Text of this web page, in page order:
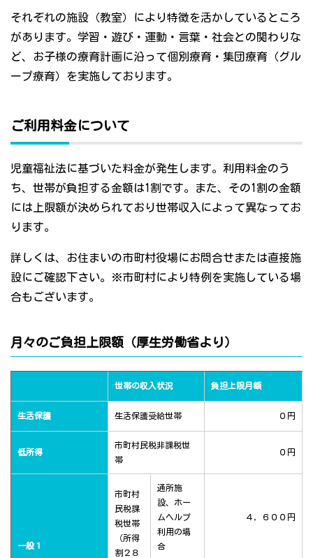
それぞれの施設（教室）により特徴を活かしているところ
があります。学習・遊び・運動・言葉・社会との関わりな
ど、お子様の療育計画に沿って個別療育・集団療育（グル
ープ療育）を実施しております。
ご利用料金について
児童福祉法に基づいた料金が発生します。利用料金のう
ち、世帯が負担する金額は1割です。また、その1割の金額
には上限額が決められており世帯収入によって異なってお
ります。
詳しくは、お住まいの市町村役場にお問合せまたは直接施
設にご確認下さい。※市町村により特例を実施している場
合もございます。
月々のご負担上限額（厚生労働省より）
世帯の収入状況 負担上限月額
生活保護 生活保護受給世帯 ０円
低所得
市町村民税非課税世
帯
０円
一般１
市町村
民税課
税世帯
（所得
割２８
通所施
設、ホー
ムヘルプ
利用の場
合
４，６００円